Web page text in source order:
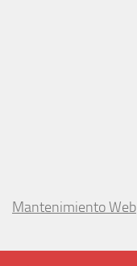
Mantenimiento Web